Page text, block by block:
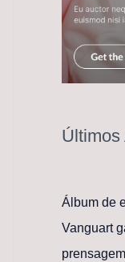
Últimos
Álbum de
Vanguart